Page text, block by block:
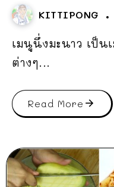
KITTIPONG
เมนูนึ่งมะนาว เป็น
ต่างๆ...
Read More